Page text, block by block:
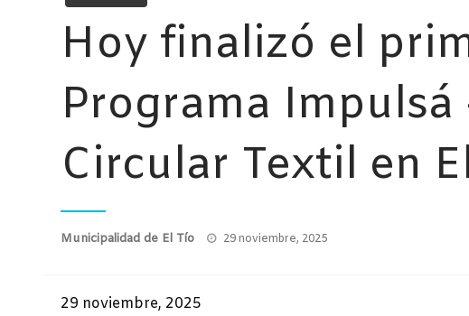
Hoy finalizó el
Programa
Circular Textil en
Municipalidad de El Tío
Publicado
29 noviembre, 2025
29 noviembre, 2025